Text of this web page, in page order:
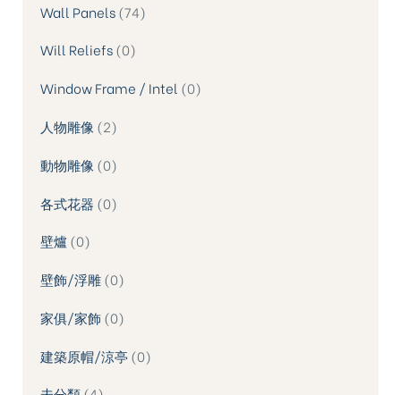
Wall Panels 74
Will Reliefs 0
Window Frame / Intel 0
人物雕像 2
動物雕像 0
各式花器 0
壁爐 0
壁飾/浮雕 0
家俱/家飾 0
建築原帽/涼亭 0